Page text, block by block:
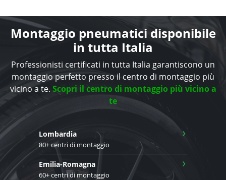
Montaggio pneumatici disponibile
in tutta Italia
Professionisti certificati in tutta Italia garantiscono un
montaggio perfetto presso il centro di montaggio più
vicino a te. Scopri il centro di montaggio più vicino a
te
Lombardia
80+ centri di montaggio
›
Emilia-Romagna
60+ centri di montaggio
›